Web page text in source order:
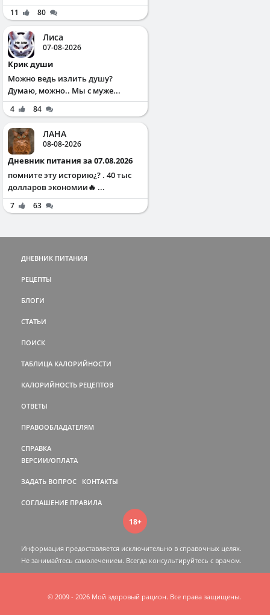
11 80
Лиса
07-08-2026
Крик души
Можно ведь излить душу?
Думаю, можно.. Мы с муже...
4 84
ЛАНА
08-08-2026
Дневник питания за 07.08.2026
помните эту историю¿? . 40 тыс
долларов экономии🔥 ...
7 63
ДНЕВНИК ПИТАНИЯ
РЕЦЕПТЫ
БЛОГИ
СТАТЬИ
ПОИСК
ТАБЛИЦА КАЛОРИЙНОСТИ
КАЛОРИЙНОСТЬ РЕЦЕПТОВ
ОТВЕТЫ
ПРАВООБЛАДАТЕЛЯМ
СПРАВКА
ВЕРСИИ/ОПЛАТА
ЗАДАТЬ ВОПРОС КОНТАКТЫ
СОГЛАШЕНИЕ ПРАВИЛА
18+
Информация предоставляется исключительно в справочных целях.
Не занимайтесь самолечением. Всегда консультируйтесь c врачом.
© 2009 - 2026 Мой здоровый рацион. Все права защищены.